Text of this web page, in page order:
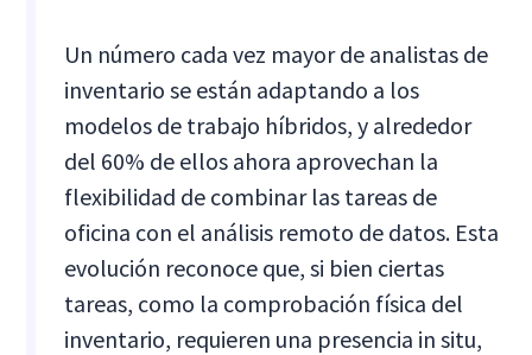
Un número cada vez mayor de analistas de
inventario se están adaptando a los
modelos de trabajo híbridos, y alrededor
del 60% de ellos ahora aprovechan la
flexibilidad de combinar las tareas de
oficina con el análisis remoto de datos. Esta
evolución reconoce que, si bien ciertas
tareas, como la comprobación física del
inventario, requieren una presencia in situ,